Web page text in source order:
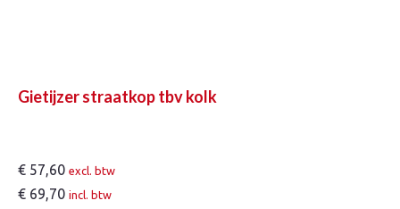
Gietijzer straatkop tbv kolk
€ 57,60 excl. btw
€ 69,70 incl. btw